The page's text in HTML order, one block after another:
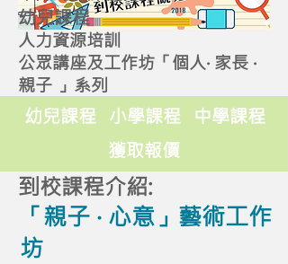
幼兒課程
人力資源培訓
公眾講座及工作坊「個人‧ 家長 ‧
親子 」系列
幼兒課程 小學課程
中學課程
獲取報價
到校課程介紹:
「親子 ‧ 心意」藝術工作
坊